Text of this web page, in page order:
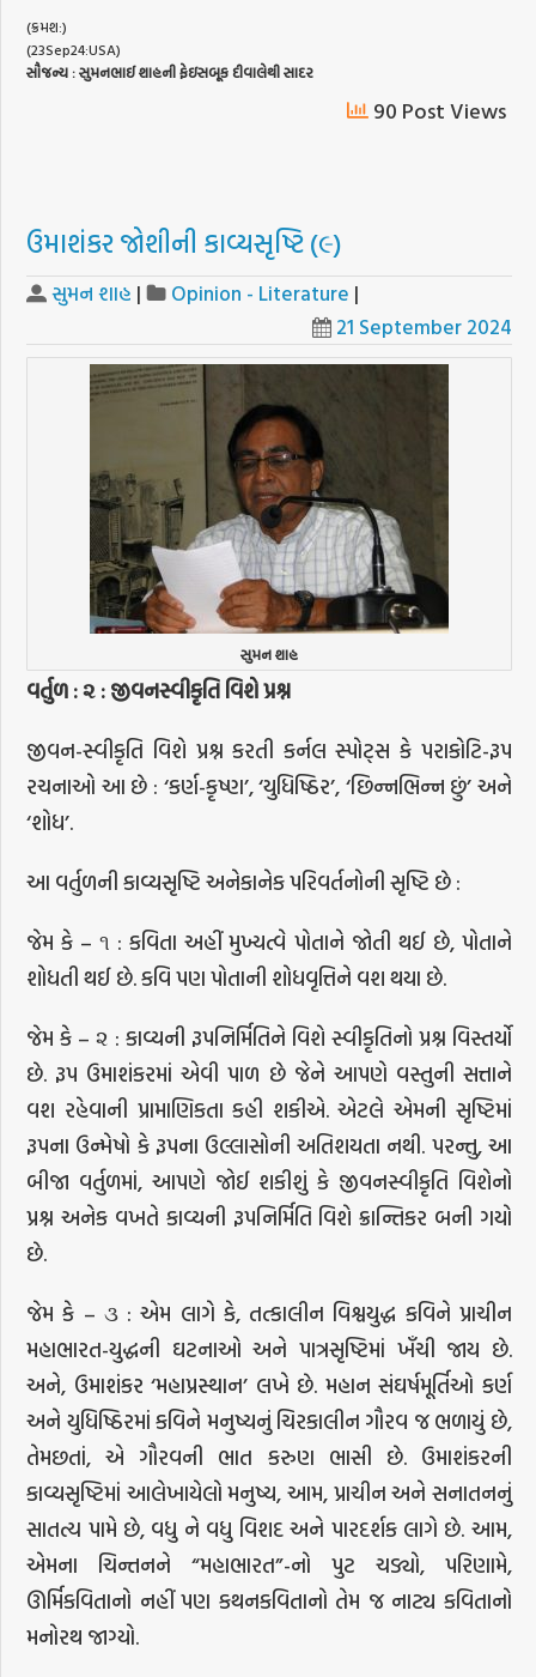
(ક્રમશ:)
(23Sep24:USA)
સૌજન્ય :સુમનભાઈશાહનીફેઇસબૂકદીવાલેથીસાદર
90 Post Views
ઉમાશંકર જોશીની કાવ્યસૃષ્ટિ (૯)
સુમન શાહ | Opinion - Literature |
21 September 2024
સુમન શાહ
વર્તુળ:૨:જીવનસ્વીકૃતિવિશેપ્રશ્ન
જીવન-સ્વીકૃતિ વિશે પ્રશ્ન કરતી કર્નલ સ્પોટ્સ કે પરાકોટિ-રૂપ
રચનાઓ આ છે : ‘કર્ણ-કૃષ્ણ’, ‘યુધિષ્ઠિર’, ‘છિન્નભિન્ન છું’ અને
‘શોધ’.
આ વર્તુળની કાવ્યસૃષ્ટિ અનેકાનેક પરિવર્તનોની સૃષ્ટિ છે :
જેમ કે – ૧ : કવિતા અહીં મુખ્યત્વે પોતાને જોતી થઈ છે, પોતાને
શોધતી થઈ છે. કવિ પણ પોતાની શોધવૃત્તિને વશ થયા છે.
જેમ કે – ૨ : કાવ્યની રૂપનિર્મિતિને વિશે સ્વીકૃતિનો પ્રશ્ન વિસ્તર્યો
છે. રૂપ ઉમાશંકરમાં એવી પાળ છે જેને આપણે વસ્તુની સત્તાને
વશ રહેવાની પ્રામાણિકતા કહી શકીએ. એટલે એમની સૃષ્ટિમાં
રૂપના ઉન્મેષો કે રૂપના ઉલ્લાસોની અતિશયતા નથી. પરન્તુ, આ
બીજા વર્તુળમાં, આપણે જોઈ શકીશું કે જીવનસ્વીકૃતિ વિશેનો
પ્રશ્ન અનેક વખતે કાવ્યની રૂપનિર્મિતિ વિશે ક્રાન્તિકર બની ગયો
છે.
જેમ કે – ૩ : એમ લાગે કે, તત્કાલીન વિશ્વયુદ્ધ કવિને પ્રાચીન
મહાભારત-યુદ્ધની ઘટનાઓ અને પાત્રસૃષ્ટિમાં ખૅંચી જાય છે.
અને, ઉમાશંકર ‘મહાપ્રસ્થાન’ લખે છે. મહાન સંઘર્ષમૂર્તિઓ કર્ણ
અને યુધિષ્ઠિરમાં કવિને મનુષ્યનું ચિરકાલીન ગૌરવ જ ભળાયું છે,
તેમછતાં, એ ગૌરવની ભાત કરુણ ભાસી છે. ઉમાશંકરની
કાવ્યસૃષ્ટિમાં આલેખાયેલો મનુષ્ય, આમ, પ્રાચીન અને સનાતનનું
સાતત્ય પામે છે, વધુ ને વધુ વિશદ અને પારદર્શક લાગે છે. આમ,
એમના ચિન્તનને “મહાભારત”-નો પુટ ચડ્યો, પરિણામે,
ઊર્મિકવિતાનો નહીં પણ કથનકવિતાનો તેમ જ નાટ્ય કવિતાનો
મનોરથ જાગ્યો.